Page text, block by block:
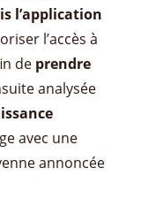
l’application
l’accès à
de prendre
analysée
avec une
annoncée